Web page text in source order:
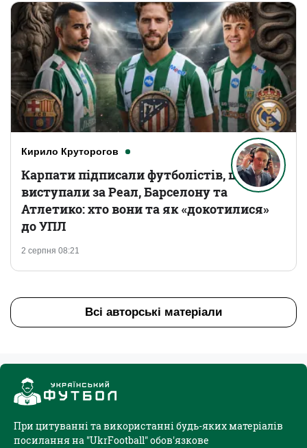
Кирило Круторогов
2 серпня 08:21
Карпати підписали футболістів, що
виступали за Реал, Барселону та
Атлетико: хто вони та як «докотилися»
до УПЛ
Всі авторські матеріали
При цитуванні та використанні будь-яких матеріалів
посилання на "UkrFootball" обов'язкове